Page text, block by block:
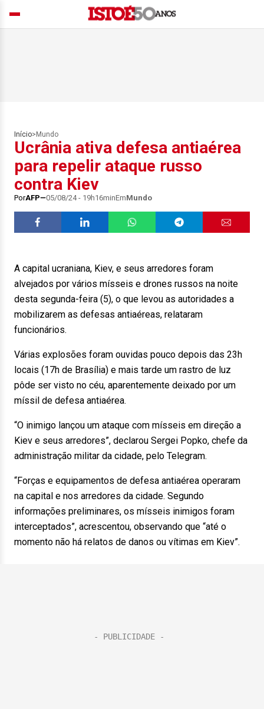
Início> Mundo
Ucrânia ativa defesa antiaérea
para repelir ataque russo
contra Kiev
PorAFP 05/08/24 - 19h16minEmMundo
A capital ucraniana, Kiev, e seus arredores foram
alvejados por vários mísseis e drones russos na noite
desta segunda-feira (5), o que levou as autoridades a
mobilizarem as defesas antiaéreas, relataram
funcionários.
Várias explosões foram ouvidas pouco depois das 23h
locais (17h de Brasília) e mais tarde um rastro de luz
pôde ser visto no céu, aparentemente deixado por um
míssil de defesa antiaérea.
“O inimigo lançou um ataque com mísseis em direção a
Kiev e seus arredores”, declarou Sergei Popko, chefe da
administração militar da cidade, pelo Telegram.
“Forças e equipamentos de defesa antiaérea operaram
na capital e nos arredores da cidade. Segundo
informações preliminares, os mísseis inimigos foram
interceptados”, acrescentou, observando que “até o
momento não há relatos de danos ou vítimas em Kiev”.